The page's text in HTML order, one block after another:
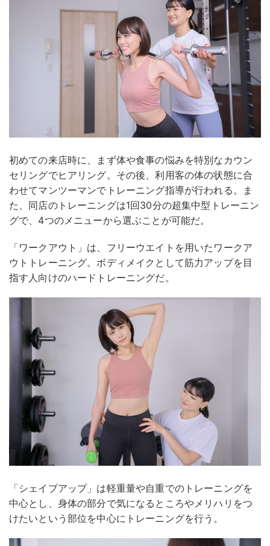
初めての来店時に、まず体や食事の悩みを特別なカウン
セリングでヒアリング。その後、利用客の体の状態に合
わせてマンツーマンでトレーニング指導が行われる。ま
た、同店のトレーニングは1回30分の超集中型トレーニン
グで、4つのメニューから選ぶことが可能だ。
「ワークアウト」は、フリーウエイトを用いたワークア
ウトトレーニング。ボディメイクとして筋力アップを目
指す人向けのハードトレーニングだ。
「シェイプアップ」は軽重量や自重でのトレーニングを
中心とし、身体の部分で気になるところやメリハリをつ
けたいという部位を中心にトレーニングを行う。